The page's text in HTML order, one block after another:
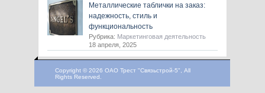
Металлические таблички на заказ:
надежность, стиль и
функциональность
Рубрика: Маркетинговая деятельность
18 апреля, 2025
Copyright © 2026 ОАО Трест "Связьстрой-5", All
Rights Reserved.